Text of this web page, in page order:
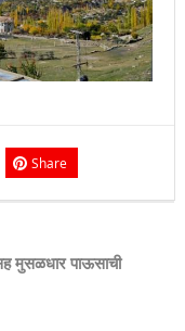
Share
मुसळधार पाऊसाची